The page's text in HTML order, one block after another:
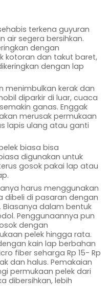
terkena guyuran
air segera bersihkan.
dengan
kotoran dan takut baret,
dengan lap
menimbulkan kerak dan
diparkir di luar, cuaca
ganas. Enggak
merusak permukaan
lapis ulang atau ganti
biasa bisa
digunakan untuk
gosok pakai lap atau
harus menggunakan
dibeli di pasaran dengan
Biasanya dalam bentuk
Penggunaannya pun
dengan
pelek hingga rata.
kain lap berbahan
fiber seharga Rp 15- Rp
dan halus. Pemakaian
permukaan pelek dari
dibersihkan, lebih